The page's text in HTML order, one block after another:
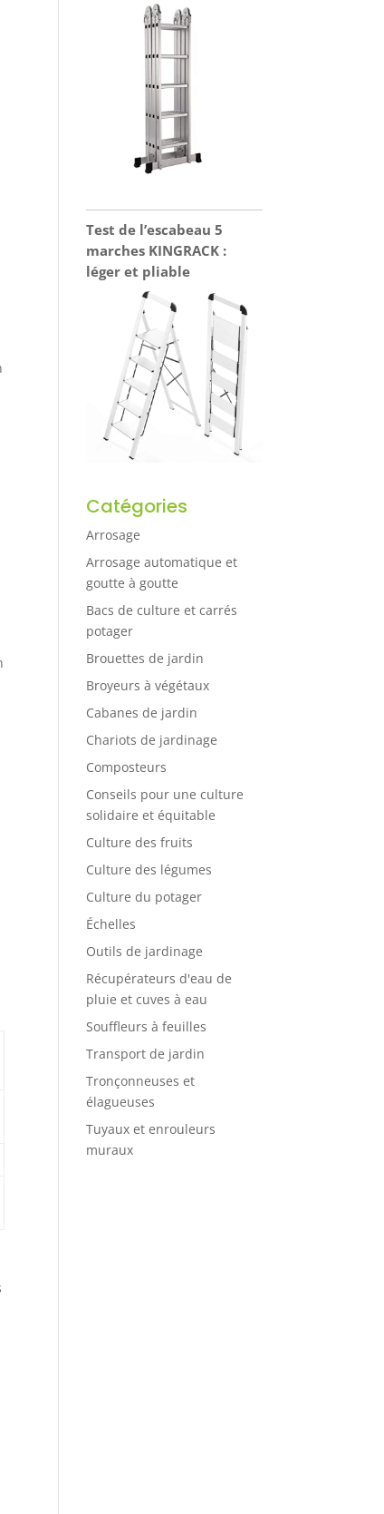
Test de l’escabeau 5
marches KINGRACK :
léger et pliable
Catégories
Arrosage
Arrosage automatique et
goutte à goutte
Bacs de culture et carrés
potager
Brouettes de jardin
Broyeurs à végétaux
Cabanes de jardin
Chariots de jardinage
Composteurs
Conseils pour une culture
solidaire et équitable
Culture des fruits
Culture des légumes
Culture du potager
Échelles
Outils de jardinage
Récupérateurs d'eau de
pluie et cuves à eau
Souffleurs à feuilles
Transport de jardin
Tronçonneuses et
élagueuses
Tuyaux et enrouleurs
muraux